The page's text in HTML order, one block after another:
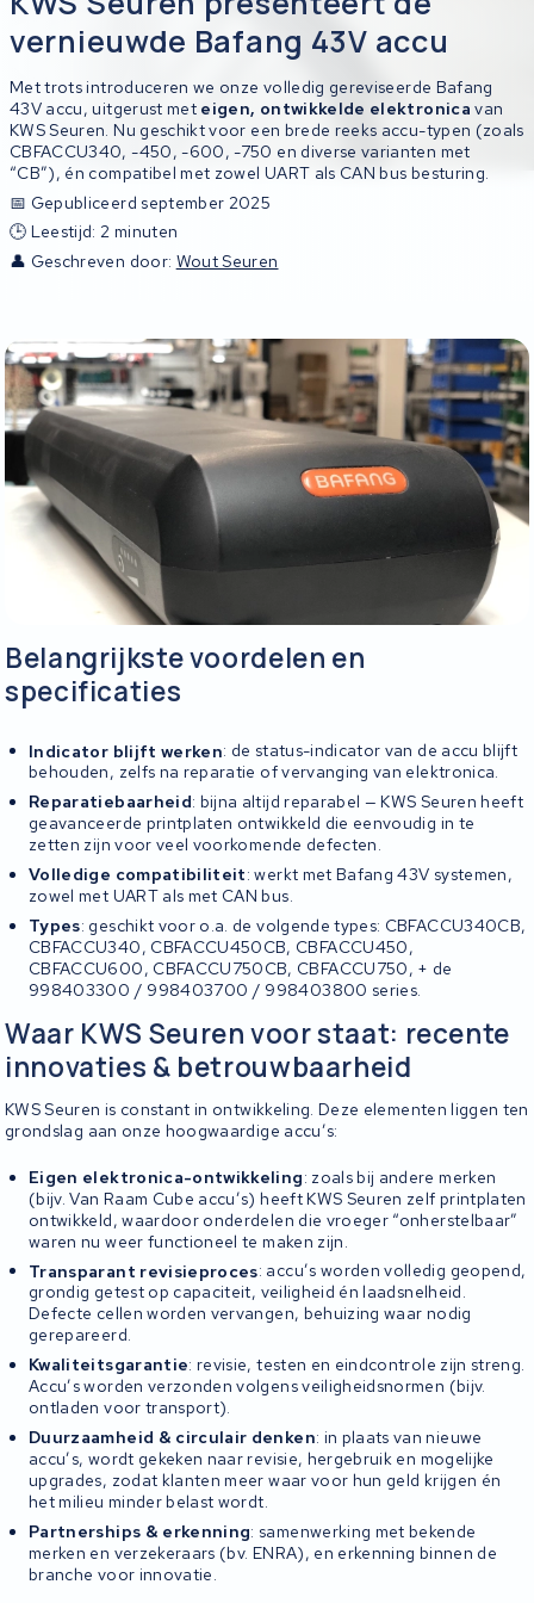
vernieuwde Bafang 43V accu
Met trots introduceren we onze volledig gereviseerde Bafang
43V accu, uitgerust met eigen, ontwikkelde elektronica van
KWS Seuren. Nu geschikt voor een brede reeks accu-typen (zoals
CBFACCU340, -450, -600, -750 en diverse varianten met
“CB”), én compatibel met zowel UART als CAN bus besturing.
📅 Gepubliceerd september 2025
🕒 Leestijd: 2 minuten
👤 Geschreven door: Wout Seuren
Belangrijkste voordelen en
specificaties
Indicator blijft werken: de status-indicator van de accu blijft
behouden, zelfs na reparatie of vervanging van elektronica.
Reparatiebaarheid: bijna altijd reparabel — KWS Seuren heeft
geavanceerde printplaten ontwikkeld die eenvoudig in te
zetten zijn voor veel voorkomende defecten.
Volledige compatibiliteit: werkt met Bafang 43V systemen,
zowel met UART als met CAN bus.
Types: geschikt voor o.a. de volgende types: CBFACCU340CB,
CBFACCU340, CBFACCU450CB, CBFACCU450,
CBFACCU600, CBFACCU750CB, CBFACCU750, + de
998403300 / 998403700 / 998403800 series.
Waar KWS Seuren voor staat: recente
innovaties & betrouwbaarheid
KWS Seuren is constant in ontwikkeling. Deze elementen liggen ten
grondslag aan onze hoogwaardige accu’s:
Eigen elektronica-ontwikkeling: zoals bij andere merken
(bijv. Van Raam Cube accu’s) heeft KWS Seuren zelf printplaten
ontwikkeld, waardoor onderdelen die vroeger “onherstelbaar”
waren nu weer functioneel te maken zijn.
Transparant revisieproces: accu’s worden volledig geopend,
grondig getest op capaciteit, veiligheid én laadsnelheid.
Defecte cellen worden vervangen, behuizing waar nodig
gerepareerd.
Kwaliteitsgarantie: revisie, testen en eindcontrole zijn streng.
Accu’s worden verzonden volgens veiligheidsnormen (bijv.
ontladen voor transport).
Duurzaamheid & circulair denken: in plaats van nieuwe
accu’s, wordt gekeken naar revisie, hergebruik en mogelijke
upgrades, zodat klanten meer waar voor hun geld krijgen én
het milieu minder belast wordt.
Partnerships & erkenning: samenwerking met bekende
merken en verzekeraars (bv. ENRA), en erkenning binnen de
branche voor innovatie.